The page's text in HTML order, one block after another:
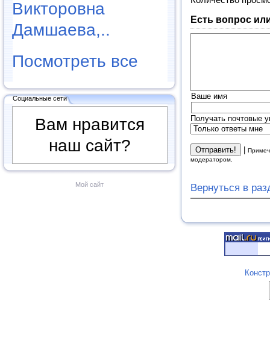
Викторовна
Дамшаева,..
Посмотреть все
Социальные сети
Вам нравится
наш сайт?
Мой сайт
Есть вопрос
Ваше имя
Получать почтовые
модератором.
Вернуться в